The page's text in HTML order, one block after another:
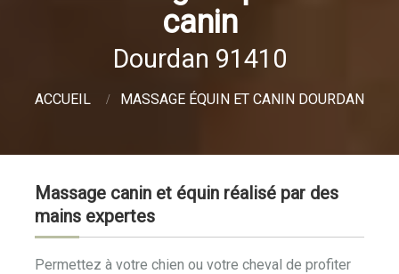
canin
Dourdan 91410
ACCUEIL MASSAGE ÉQUIN ET CANIN DOURDAN
Massage canin et équin réalisé par des
mains expertes
Permettez à votre chien ou votre cheval de profiter